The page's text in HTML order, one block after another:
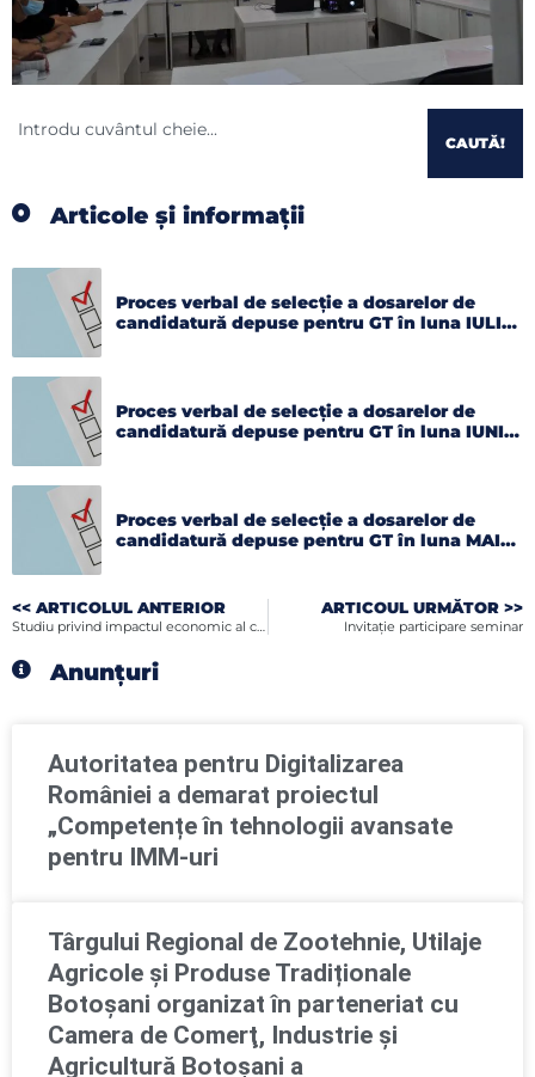
CAUTĂ!
Articole și informații
Proces verbal de selecție a dosarelor de
candidatură depuse pentru GT în luna IULIE
Proces verbal de selecție a dosarelor de
candidatură depuse pentru GT în luna IUNIE
Proces verbal de selecție a dosarelor de
candidatură depuse pentru GT în luna MAI
<< ARTICOLUL ANTERIOR
Studiu privind impactul economic al crizei COVID-19 asupra companiilor româneşti
ARTICOUL URMĂTOR >>
Invitaţie participare seminar
Anunțuri
Autoritatea pentru Digitalizarea
României a demarat proiectul
„Competențe în tehnologii avansate
pentru IMM-uri
Târgului Regional de Zootehnie, Utilaje
Agricole și Produse Tradiționale
Botoșani organizat în parteneriat cu
Camera de Comerţ, Industrie şi
Agricultură Botoşani a